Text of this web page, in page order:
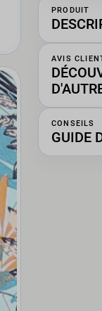
PRODUIT
AVIS
CONSEILS
GUIDE